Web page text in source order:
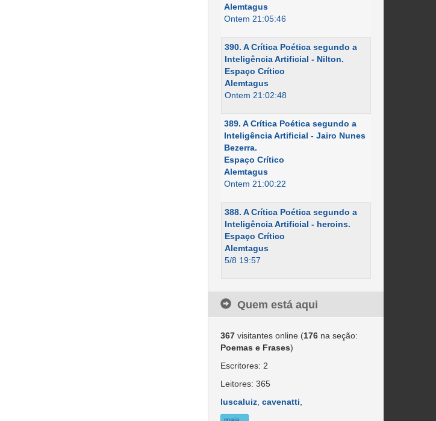
Alemtagus
Ontem 21:05:46
390. A Crítica Poética segundo a
Inteligência Artificial - Nilton.
Espaço Crítico
Alemtagus
Ontem 21:02:48
389. A Crítica Poética segundo a
Inteligência Artificial - Jairo Nunes
Bezerra.
Espaço Crítico
Alemtagus
Ontem 21:00:22
388. A Crítica Poética segundo a
Inteligência Artificial - heroins.
Espaço Crítico
Alemtagus
5/8 19:57
Quem está aqui
367visitantes online (176na seção:
Poemas e Frases)
Escritores: 2
Leitores: 365
luscaluiz, cavenatti